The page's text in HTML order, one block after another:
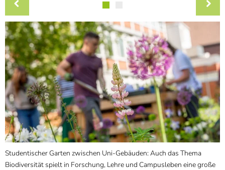
Zielgruppennavigation
9]
Zur
Brotkrumennavigation
springen[Access-Key
7
Informationen zur
Barrierefreiheit
Studentischer Garten zwischen Uni-Gebäuden: Auch das Thema
Biodiversität spielt in Forschung, Lehre und Campusleben eine große